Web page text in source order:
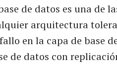
de datos es una de
arquitectura
en la capa de base
de datos con